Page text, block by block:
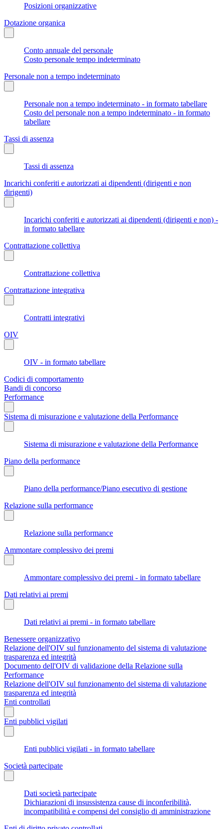
Posizioni organizzative
Dotazione organica
Conto annuale del personale
Costo personale tempo indeterminato
Personale non a tempo indeterminato
Personale non a tempo indeterminato - in formato tabellare
Costo del personale non a tempo indeterminato - in formato
tabellare
Tassi di assenza
Tassi di assenza
Incarichi conferiti e autorizzati ai dipendenti (dirigenti e non
dirigenti)
Incarichi conferiti e autorizzati ai dipendenti (dirigenti e non) -
in formato tabellare
Contrattazione collettiva
Contrattazione collettiva
Contrattazione integrativa
Contratti integrativi
OIV
OIV - in formato tabellare
Codici di comportamento
Bandi di concorso
Performance
Sistema di misurazione e valutazione della Performance
Sistema di misurazione e valutazione della Performance
Piano della performance
Piano della performance/Piano esecutivo di gestione
Relazione sulla performance
Relazione sulla performance
Ammontare complessivo dei premi
Ammontare complessivo dei premi - in formato tabellare
Dati relativi ai premi
Dati relativi ai premi - in formato tabellare
Benessere organizzativo
Relazione dell'OIV sul funzionamento del sistema di valutazione
trasparenza ed integrità
Documento dell'OIV di validazione della Relazione sulla
Performance
Relazione dell'OIV sul funzionamento del sistema di valutazione
trasparenza ed integrità
Enti controllati
Enti pubblici vigilati
Enti pubblici vigilati - in formato tabellare
Società partecipate
Dati società partecipate
Dichiarazioni di insussistenza cause di inconferibilità,
incompatibilità e compensi del consiglio di amministrazione